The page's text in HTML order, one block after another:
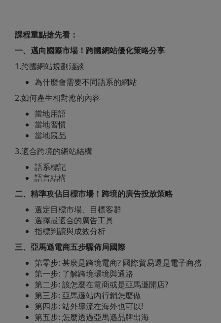
課程重點搶先看：
一、邁向國際市場！跨國網站優化策略分享
1.跨國網站規劃淺談
為什麼會需要不同語系的網站
2.如何產生相對應的內容
當地用語
當地習慣
當地競品
3.適合跨境的網站結構
語系標記
語言結構
二、精準攻佔目標市場！ 跨境的廣告投放策略
選定目標市場、目標客群
選擇最適合的廣告工具
指標判讀與成效分析
三、亞馬遜電商五步驟佈局國際
第零步: 甚麼是跨境電商? 國際貿易還是電子商務
第一步: 了解跨境環境與通路
第二步: 該怎麼在電商或是亞馬遜開店?
第三步: 亞馬遜站內行銷怎麼做
第四步: 站外導流在海外也可以!
第五步: 怎麼透過亞馬遜品牌出海